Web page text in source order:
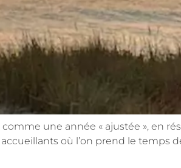
une année « ajustée », en
où l’on prend le temps